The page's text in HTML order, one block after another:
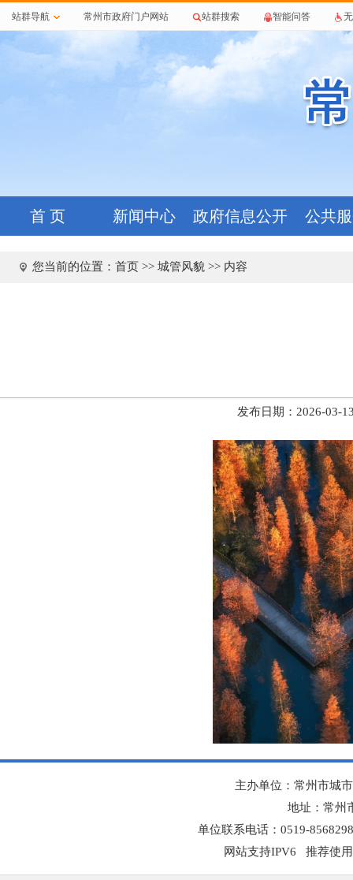
站群导航 常州市政府门户网站 站群搜索 智能问答
首 页 新闻中心 政府信息公开 公共
您当前的位置： 首页 >> 城管风貌 >> 内容
发布日期：2026-03-
主办单位：常州市城
地址：常州
单位联系电话：0519-
网站支持IPV6 推荐使